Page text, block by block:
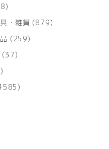
商
668
の
商
・雑貨 879879
259259
3737
商
94
の
4585